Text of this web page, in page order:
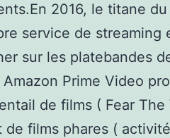
2016, le titane
service de streaming
sur les platebandes
Prime Video
de films ( Fear The
de films phares (